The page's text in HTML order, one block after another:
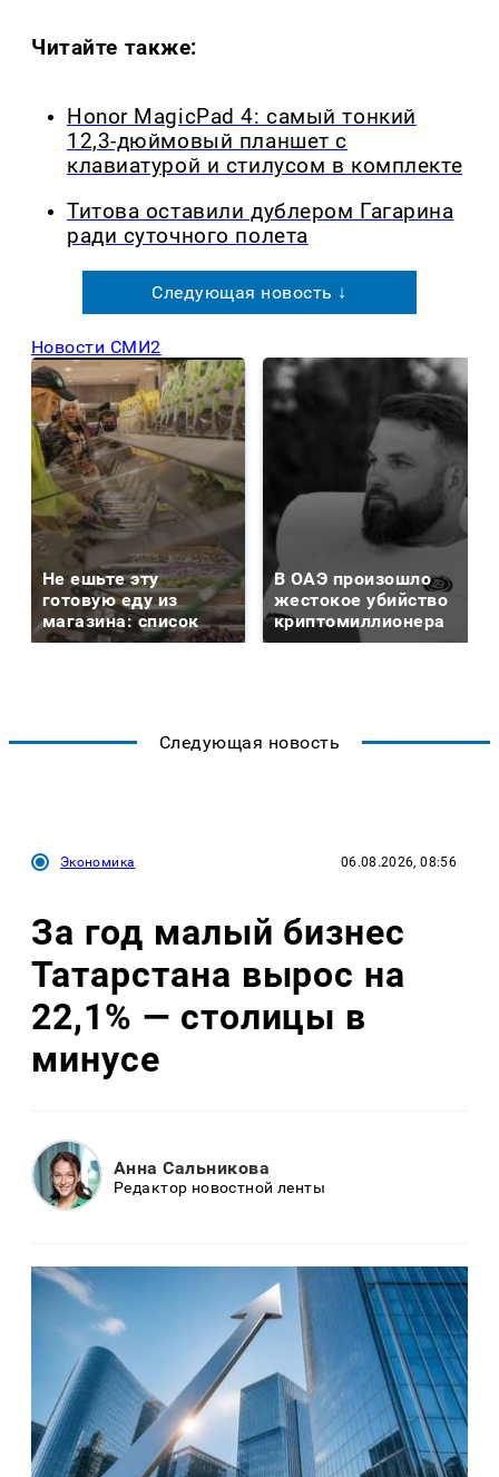
Читайте также:
Honor MagicPad 4: самый тонкий
12,3-дюймовый планшет с
клавиатурой и стилусом в комплекте
Титова оставили дублером Гагарина
ради суточного полета
Следующая новость ↓
Новости СМИ2
Не ешьте эту
готовую еду из
магазина: список
В ОАЭ произошло
жестокое убийство
криптомиллионера
Следующая новость
Экономика 06.08.2026, 08:56
За год малый бизнес
Татарстана вырос на
22,1% — столицы в
минусе
Анна Сальникова
Редактор новостной ленты